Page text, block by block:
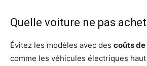
Quelle voiture ne pas
Évitez les modèles avec des coûts
comme les véhicules électriques